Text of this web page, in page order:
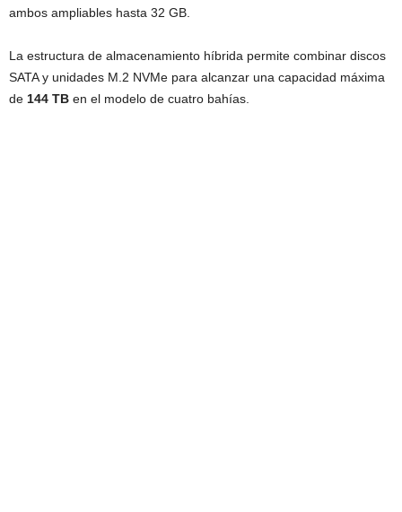
ambos ampliables hasta 32 GB.
La estructura de almacenamiento híbrida permite combinar discos
SATA y unidades M.2 NVMe para alcanzar una capacidad máxima
de 144 TB en el modelo de cuatro bahías.